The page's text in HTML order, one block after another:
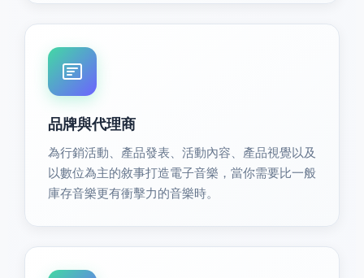
品牌與代理商
為行銷活動、產品發表、活動內容、產品視覺以及
以數位為主的敘事打造電子音樂，當你需要比一般
庫存音樂更有衝擊力的音樂時。